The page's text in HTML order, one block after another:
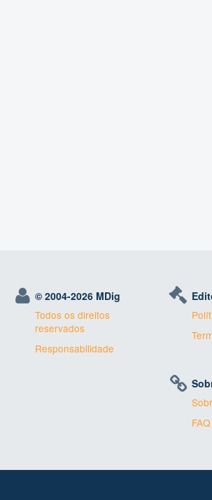
© 2004-2026 MDig
Todos os direitos
reservados
Responsabilidade
FAQ